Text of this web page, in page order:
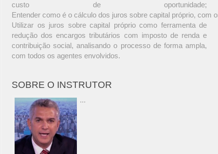
custo de oportunidade;
Entender como é o cálculo dos juros sobre capital próprio, com
Utilizar os juros sobre capital próprio como ferramenta de
redução dos encargos tributários com imposto de renda e
contribuição social, analisando o processo de forma ampla,
com todos os agentes envolvidos.
SOBRE O INSTRUTOR
...